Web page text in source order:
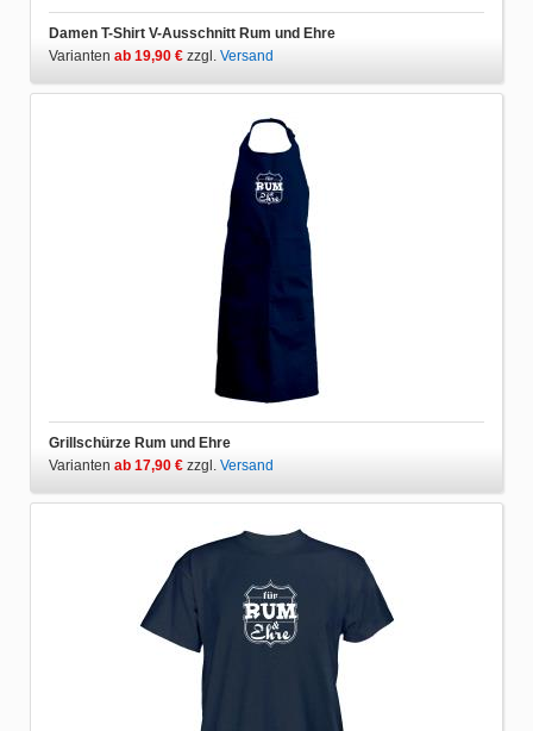
Damen T-Shirt V-Ausschnitt Rum und Ehre
Varianten ab 19,90 € zzgl. Versand
Grillschürze Rum und Ehre
Varianten ab 17,90 € zzgl. Versand